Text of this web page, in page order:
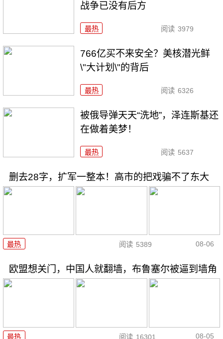
战争已没有后方
最热 阅读 3979
766亿买不来安全？美核潜光鲜
\"大计划\"的背后
最热 阅读 6326
被俄导弹天天“洗地”，泽连斯基还
在做着美梦！
最热 阅读 5637
删去28字，扩军一整本！高市的把戏骗不了东大
最热 阅读 5389 08-06
欧盟想关门，中国人就翻墙，布鲁塞尔被逼到墙角
最热 阅读 16301 08-05